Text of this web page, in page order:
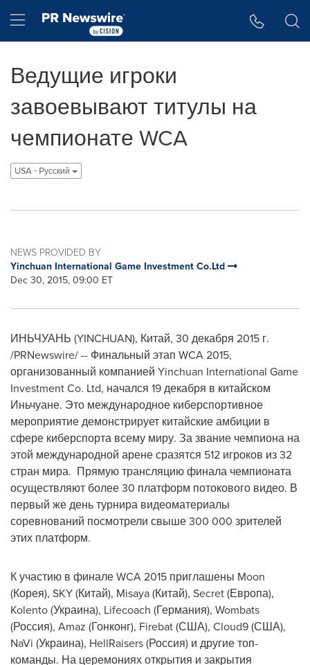
Hamburger menu
Ведущие игроки
завоевывают титулы на
чемпионате WCA
USA - Pусский
NEWS PROVIDED BY
Yinchuan International Game Investment Co.Ltd
Dec 30, 2015, 09:00 ET
ИНЬЧУАНЬ (YINCHUAN), Китай, 30 декабря 2015 г.
/PRNewswire/ -- Финальный этап WCA 2015,
организованный компанией Yinchuan International Game
Investment Co. Ltd, начался 19 декабря в китайском
Иньчуане. Это международное киберспортивное
мероприятие демонстрирует китайские амбиции в
сфере киберспорта всему миру. За звание чемпиона на
этой международной арене сразятся 512 игроков из 32
стран мира. Прямую трансляцию финала чемпионата
осуществляют более 30 платформ потокового видео. В
первый же день турнира видеоматериалы
соревнований посмотрели свыше 300 000 зрителей
этих платформ.
К участию в финале WCA 2015 приглашены Moon
(Корея), SKY (Китай), Misaya (Китай), Secret (Европа),
Kolento (Украина), Lifecoach (Германия), Wombats
(Россия), Amaz (Гонконг), Firebat (США), Cloud9 (США),
NaVi (Украина), HellRaisers (Россия) и другие топ-
команды. На церемониях открытия и закрытия